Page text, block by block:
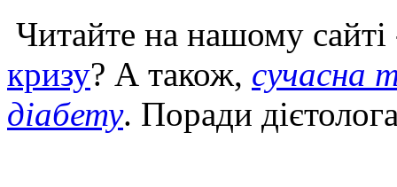
Читайте на нашому
кризу? А також, сучасна
діабету. Поради